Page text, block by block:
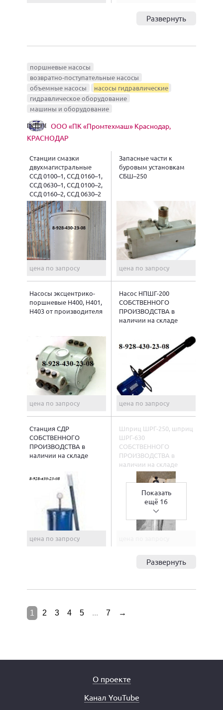
Развернуть
поршневые насосы
возвратно-поступательные насосы
объемные насосы
насосы гидравлические
гидравлическое оборудование
машины и оборудование
ООО «ПК «Промтехмаш» Краснодар,
КРАСНОДАР
Станции смазки
двухмагистральные
ССД 0100–1, ССД 0160–1,
ССД 0630–1, ССД 0100–2,
ССД 0160–2, ССД 0630–2
цена по запросу
Запасные части к
буровым установкам
СБШ–250
цена по запросу
Насосы эксцентрико-
поршневые Н400, Н401,
Н403 от производителя
цена по запросу
Насос НПШГ-200
СОБСТВЕННОГО
ПРОИЗВОДСТВА в
наличии на складе
цена по запросу
Станция СДР
СОБСТВЕННОГО
ПРОИЗВОДСТВА в
наличии на складе
цена по запросу
Шприц ШРГ-250, шприц
ШРГ-630
СОБСТВЕННОГО
ПРОИЗВОДСТВА в
наличии на складе
Показать
ещё 16
Развернуть
1 2 3 4 5 ... 7 →
О проекте
Канал YouTube